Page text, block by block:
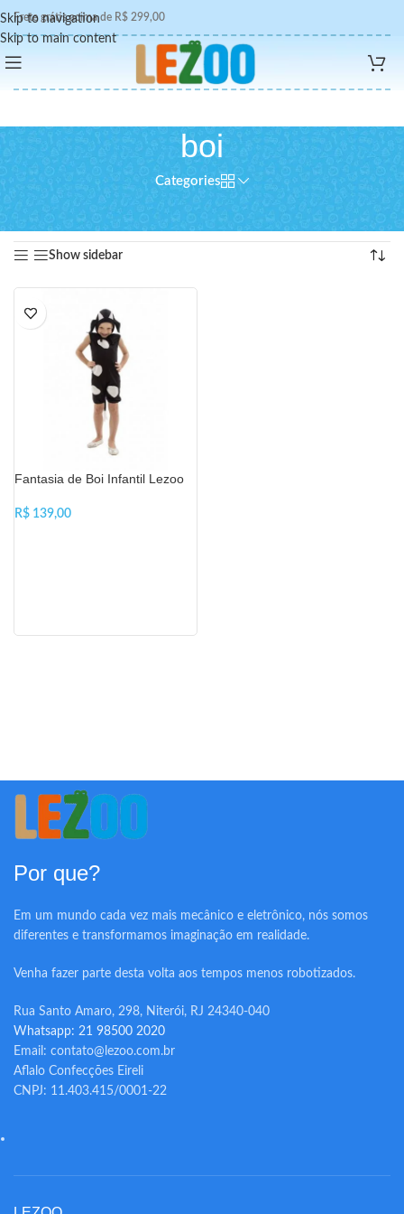
Skip to navigation
Skip to main content
Frete grátis acima de R$ 299,00
boi
Categories
Produtos marcados com a tag “boi”
Exibindo um único resultado
Show sidebar
Fantasia de Boi Infantil Lezoo
R$
Por que?
Em um mundo cada vez mais mecânico e eletrônico, nós somos
diferentes e transformamos imaginação em realidade.
Venha fazer parte desta volta aos tempos menos robotizados.
Rua Santo Amaro, 298, Niterói, RJ 24340-040
Whatsapp: 21 98500 2020
Email: contato@lezoo.com.br
Aflalo Confecções Eireli
CNPJ: 11.403.415/0001-22